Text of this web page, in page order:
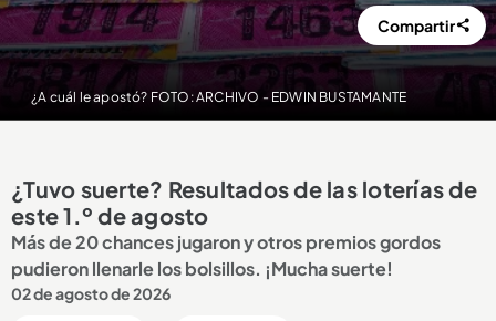
¿A cuál le apostó? FOTO: ARCHIVO - EDWIN BUSTAMANTE
Compartir
¿Tuvo suerte? Resultados de las loterías de
este 1.º de agosto
Más de 20 chances jugaron y otros premios gordos
pudieron llenarle los bolsillos. ¡Mucha suerte!
02 de agosto de 2026